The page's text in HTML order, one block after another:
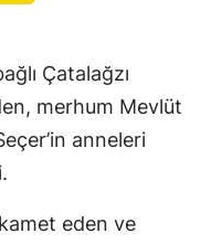
Çatalağzı
merhum Mevlüt
anneleri
eden ve